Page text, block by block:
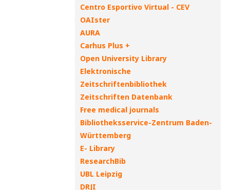
Centro Esportivo Virtual - CEV
OAIster
AURA
Carhus Plus +
Open University Library
Elektronische
Zeitschriftenbibliothek
Zeitschriften Datenbank
Free medical journals
Bibliotheksservice-Zentrum Baden-
Württemberg
E- Library
ResearchBib
UBL Leipzig
DRJI